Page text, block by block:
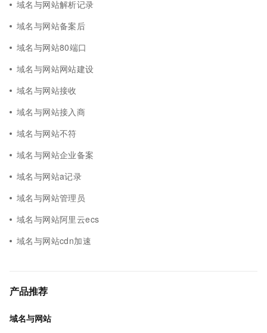
域名与网站解析记录
域名与网站备案后
域名与网站80端口
域名与网站网站建设
域名与网站接收
域名与网站接入商
域名与网站不符
域名与网站企业备案
域名与网站a记录
域名与网站管理员
域名与网站阿里云ecs
域名与网站cdn加速
产品推荐
域名与网站